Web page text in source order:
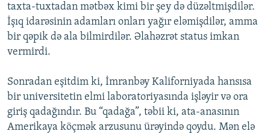
taxta-tuxtadan mətbəx kimi bir şey də düzəltmişdilər.
İşıq idarəsinin adamları onları yağır eləmişdilər, amma
bir qəpik də ala bilmirdilər. Əlahəzrət status imkan
vermirdi.
Sonradan eşitdim ki, İmranbəy Kaliforniyada hansısa
bir universitetin elmi laboratoriyasında işləyir və ora
giriş qadağındır. Bu “qadağa”, təbii ki, ata-anasının
Amerikaya köçmək arzusunu ürəyində qoydu. Mən elə